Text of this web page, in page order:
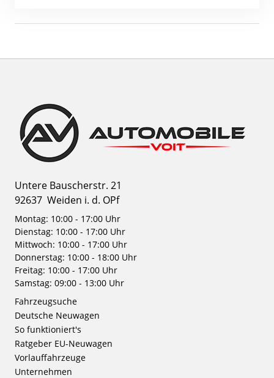
Untere Bauscherstr. 21
92637 Weiden i. d. OPf
Montag: 10:00 - 17:00 Uhr
Dienstag: 10:00 - 17:00 Uhr
Mittwoch: 10:00 - 17:00 Uhr
Donnerstag: 10:00 - 18:00 Uhr
Freitag: 10:00 - 17:00 Uhr
Samstag: 09:00 - 13:00 Uhr
Fahrzeugsuche
Deutsche Neuwagen
So funktioniert's
Ratgeber EU-Neuwagen
Vorlauffahrzeuge
Unternehmen